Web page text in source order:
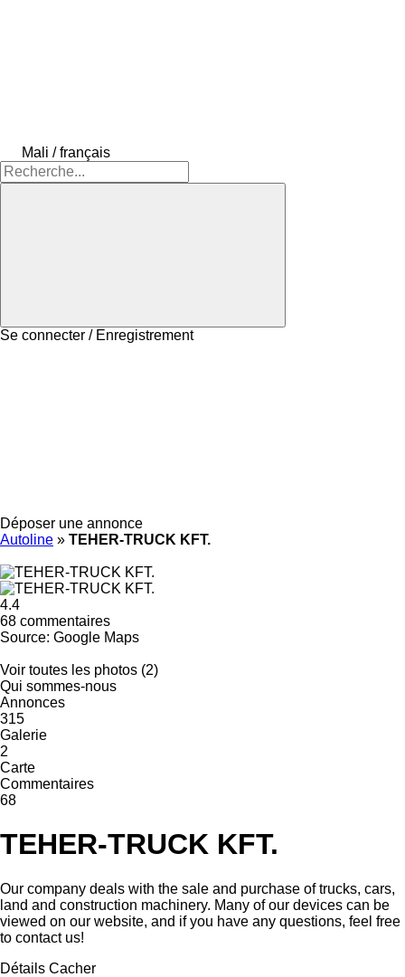
Mali / français
Se connecter / Enregistrement
Déposer une annonce
Autoline » TEHER-TRUCK KFT.
4.4
68 commentaires
Source: Google Maps
Voir toutes les photos (2)
Qui sommes-nous
Annonces
315
Galerie
2
Carte
Commentaires
68
TEHER-TRUCK KFT.
Our company deals with the sale and purchase of trucks, cars,
land and construction machinery. Many of our devices can be
viewed on our website, and if you have any questions, feel free
to contact us!
Détails Cacher